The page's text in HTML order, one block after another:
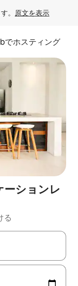
。 原文を表示
でホスティング
ションレ
る
を使って移動するか